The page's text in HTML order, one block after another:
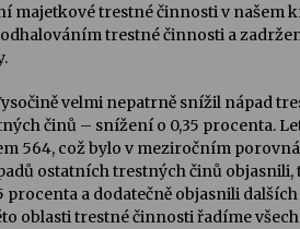
majetkové trestné činnosti v našem
trestné činnosti a
velmi nepatrně snížil nápad
činů – snížení o 0,35 procenta.
564, což bylo v meziročním
ostatních trestných činů objasnili,
procenta a dodatečně objasnili
oblasti trestné činnosti řadíme